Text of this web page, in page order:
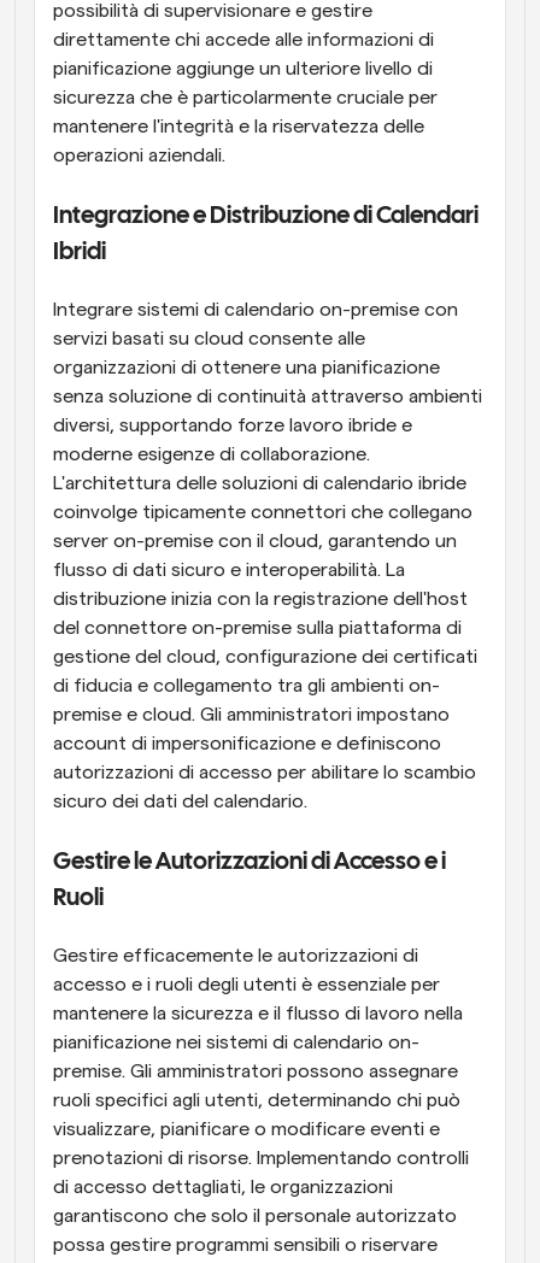
possibilità di supervisionare e gestire
direttamente chi accede alle informazioni di
pianificazione aggiunge un ulteriore livello di
sicurezza che è particolarmente cruciale per
mantenere l'integrità e la riservatezza delle
operazioni aziendali.
Integrazione e Distribuzione di Calendari
Ibridi
Integrare sistemi di calendario on-premise con
servizi basati su cloud consente alle
organizzazioni di ottenere una pianificazione
senza soluzione di continuità attraverso ambienti
diversi, supportando forze lavoro ibride e
moderne esigenze di collaborazione.
L'architettura delle soluzioni di calendario ibride
coinvolge tipicamente connettori che collegano
server on-premise con il cloud, garantendo un
flusso di dati sicuro e interoperabilità. La
distribuzione inizia con la registrazione dell'host
del connettore on-premise sulla piattaforma di
gestione del cloud, configurazione dei certificati
di fiducia e collegamento tra gli ambienti on-
premise e cloud. Gli amministratori impostano
account di impersonificazione e definiscono
autorizzazioni di accesso per abilitare lo scambio
sicuro dei dati del calendario.
Gestire le Autorizzazioni di Accesso e i
Ruoli
Gestire efficacemente le autorizzazioni di
accesso e i ruoli degli utenti è essenziale per
mantenere la sicurezza e il flusso di lavoro nella
pianificazione nei sistemi di calendario on-
premise. Gli amministratori possono assegnare
ruoli specifici agli utenti, determinando chi può
visualizzare, pianificare o modificare eventi e
prenotazioni di risorse. Implementando controlli
di accesso dettagliati, le organizzazioni
garantiscono che solo il personale autorizzato
possa gestire programmi sensibili o riservare